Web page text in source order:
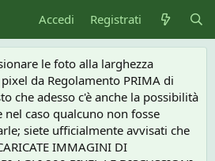
Accedi Registrati
le foto alla larghezza
da Regolamento PRIMA di
che adesso c'è anche la possibilità
caso qualcuno non fosse
siete ufficialmente avvisati che
IMMAGINI DI